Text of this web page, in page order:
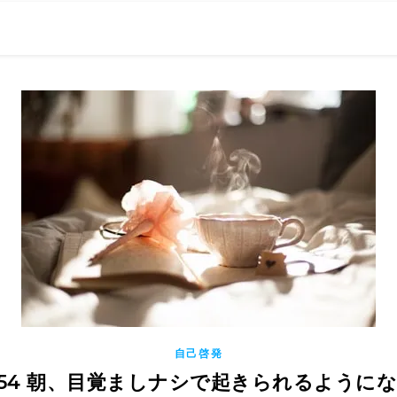
自己啓発
朝、目覚ましナシで起きられるように